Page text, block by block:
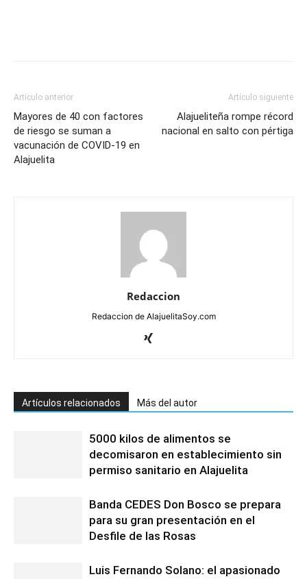
Artículo anterior
Mayores de 40 con factores
de riesgo se suman a
vacunación de COVID-19 en
Alajuelita
Artículo siguiente
Alajueliteña rompe récord
nacional en salto con pértiga
Redaccion
Redaccion de AlajuelitaSoy.com
Artículos relacionados Más del autor
5000 kilos de alimentos se
decomisaron en establecimiento sin
permiso sanitario en Alajuelita
Banda CEDES Don Bosco se prepara
para su gran presentación en el
Desfile de las Rosas
Luis Fernando Solano: el apasionado